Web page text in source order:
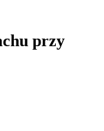
przy